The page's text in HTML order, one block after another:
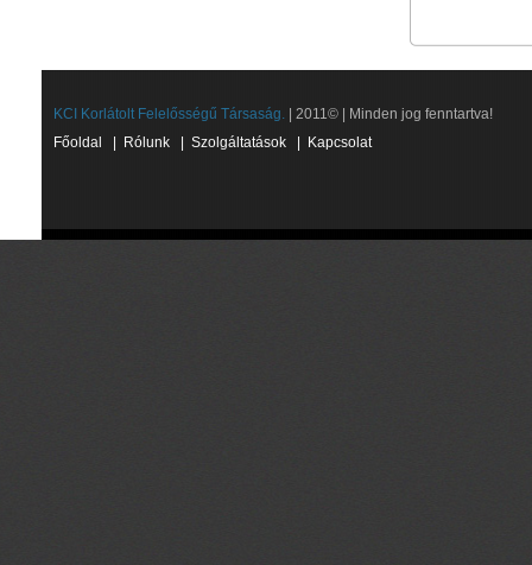
KCI Korlátolt Felelősségű Társaság. | 2011© | Minden jog fenntartva!
Főoldal
Rólunk Szolgáltatások Kapcsolat